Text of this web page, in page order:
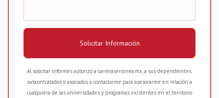
Solicitar Información
Al solicitar informes autorizo a carrerasenlinea.mx, a sus dependientes,
subcontratados o asociados a contactarme para asesorarme en relación a
cualquiera de las universidades y programas existentes en el territorio